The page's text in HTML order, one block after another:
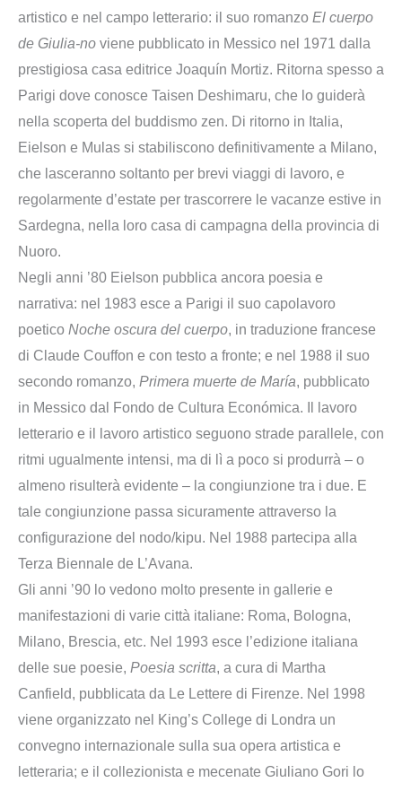
artistico e nel campo letterario: il suo romanzo El cuerpo
de Giulia-no viene pubblicato in Messico nel 1971 dalla
prestigiosa casa editrice Joaquín Mortiz. Ritorna spesso a
Parigi dove conosce Taisen Deshimaru, che lo guiderà
nella scoperta del buddismo zen. Di ritorno in Italia,
Eielson e Mulas si stabiliscono definitivamente a Milano,
che lasceranno soltanto per brevi viaggi di lavoro, e
regolarmente d’estate per trascorrere le vacanze estive in
Sardegna, nella loro casa di campagna della provincia di
Nuoro.
Negli anni ’80 Eielson pubblica ancora poesia e
narrativa: nel 1983 esce a Parigi il suo capolavoro
poetico Noche oscura del cuerpo, in traduzione francese
di Claude Couffon e con testo a fronte; e nel 1988 il suo
secondo romanzo, Primera muerte de María, pubblicato
in Messico dal Fondo de Cultura Económica. Il lavoro
letterario e il lavoro artistico seguono strade parallele, con
ritmi ugualmente intensi, ma di lì a poco si produrrà – o
almeno risulterà evidente – la congiunzione tra i due. E
tale congiunzione passa sicuramente attraverso la
configurazione del nodo/kipu. Nel 1988 partecipa alla
Terza Biennale de L’Avana.
Gli anni ’90 lo vedono molto presente in gallerie e
manifestazioni di varie città italiane: Roma, Bologna,
Milano, Brescia, etc. Nel 1993 esce l’edizione italiana
delle sue poesie, Poesia scritta, a cura di Martha
Canfield, pubblicata da Le Lettere di Firenze. Nel 1998
viene organizzato nel King’s College di Londra un
convegno internazionale sulla sua opera artistica e
letteraria; e il collezionista e mecenate Giuliano Gori lo